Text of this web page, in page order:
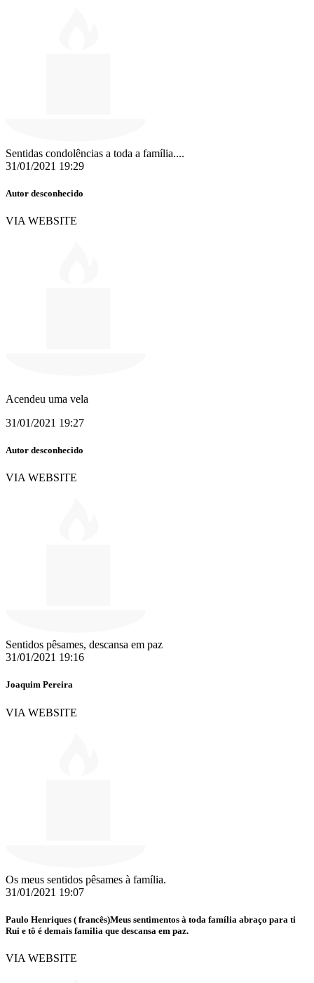
Sentidas condolências a toda a família....
31/01/2021 19:29
Autor desconhecido
VIA WEBSITE
Acendeu uma vela
31/01/2021 19:27
Autor desconhecido
VIA WEBSITE
Sentidos pêsames, descansa em paz
31/01/2021 19:16
Joaquim Pereira
VIA WEBSITE
Os meus sentidos pêsames à família.
31/01/2021 19:07
Paulo Henriques ( francês)Meus sentimentos à toda família abraço para ti
Rui e tô é demais familia que descansa em paz.
VIA WEBSITE